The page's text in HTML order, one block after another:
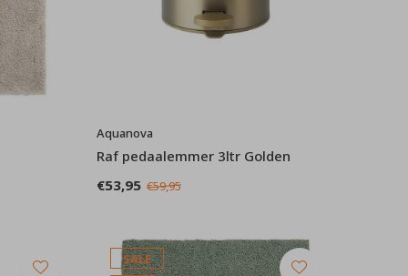
Aquanova
Raf pedaalemmer 3ltr Golden
€53,95 €59,95
SALE